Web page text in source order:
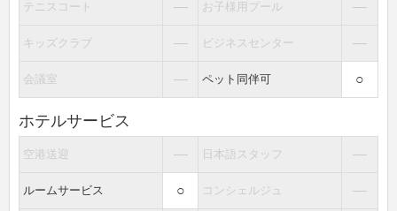
テニスコート ― お子様用プール ―
キッズクラブ ― ビジネスセンター ―
会議室 ― ペット同伴可 ○
ホテルサービス
空港送迎 ― 日本語スタッフ ―
ルームサービス ○ コンシェルジュ ―